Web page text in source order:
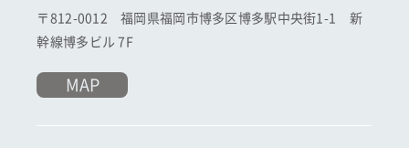
〒812-0012 福岡県福岡市博多区博多駅中央街1-1 新
幹線博多ビル 7F
MAP